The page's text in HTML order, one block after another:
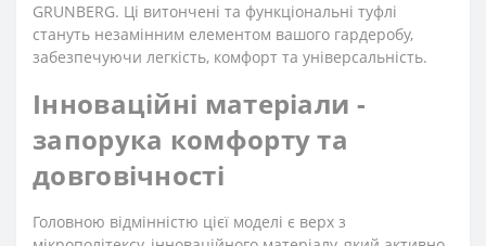
GRUNBERG. Ці витончені та функціональні туфлі
стануть незамінним елементом вашого гардеробу,
забезпечуючи легкість, комфорт та універсальність.
Інноваційні матеріали -
запорука комфорту та
довговічності
Головною відмінністю цієї моделі є верх з